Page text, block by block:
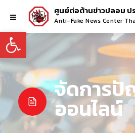
Open toolbar
ศูนย์ต่อต้านข่าวปลอม ป
Anti-Fake News Center
จัดการ
ออนไลน์